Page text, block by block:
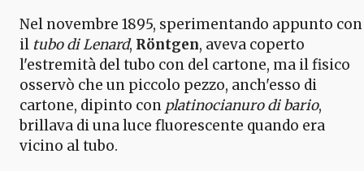
Nel novembre 1895, sperimentando appunto con
il tubo di Lenard, Röntgen, aveva coperto
l'estremità del tubo con del cartone, ma il fisico
osservò che un piccolo pezzo, anch'esso di
cartone, dipinto con platinocianuro di bario,
brillava di una luce fluorescente quando era
vicino al tubo.